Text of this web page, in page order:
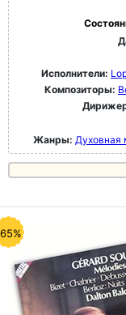
Исполнители:
Композиторы:
Жанры: Духовная